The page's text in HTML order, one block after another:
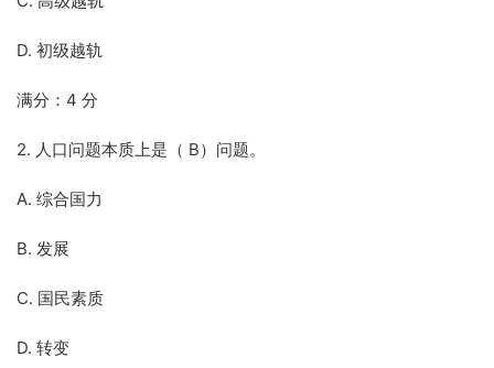
D. 初级越轨
满分：4 分
2. 人口问题本质上是（ B）问题。
A. 综合国力
B. 发展
C. 国民素质
D. 转变